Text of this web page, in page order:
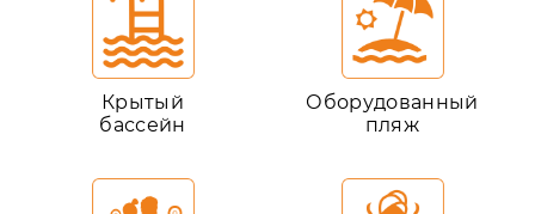
Крытый
бассейн
Оборудованный
пляж